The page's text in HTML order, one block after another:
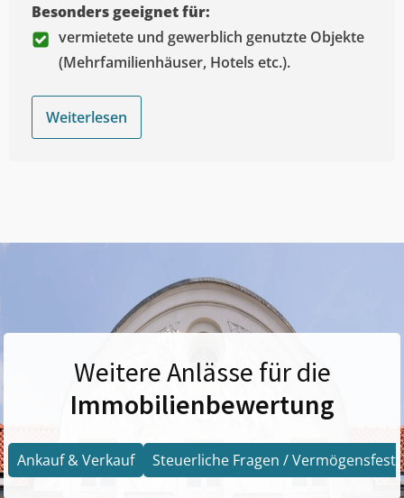
Besonders geeignet für:
vermietete und gewerblich genutzte Objekte
(Mehrfamilienhäuser, Hotels etc.).
Weiterlesen
Weitere Anlässe für die
Immobilienbewertung
Ankauf & Verkauf Steuerliche Fragen /